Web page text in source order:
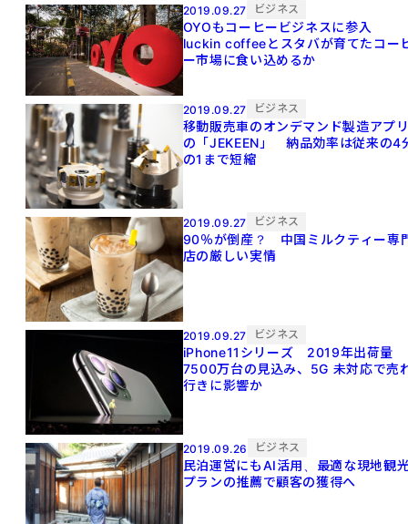
2019.09.27 ビジネス
OYOもコーヒービジネスに参入
luckin coffeeとスタバが育てたコー
ー市場に食い込めるか
2019.09.27 ビジネス
移動販売車のオンデマンド製造アプ
の「JEKEEN」 納品効率は従来の4
の1まで短縮
2019.09.27 ビジネス
90％が倒産？ 中国ミルクティー専
店の厳しい実情
2019.09.27 ビジネス
iPhone11シリーズ 2019年出荷量
7500万台の見込み、5G 未対応で売
行きに影響か
2019.09.26 ビジネス
民泊運営にもAI活用、最適な現地観
プランの推薦で顧客の獲得へ